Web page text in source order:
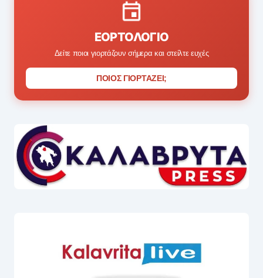
ΕΟΡΤΟΛΌΓΙΟ
Δείτε ποιοι γιορτάζουν σήμερα και στείλτε ευχές
ΠΟΙΟΣ ΓΙΟΡΤΑΖΕΙ;